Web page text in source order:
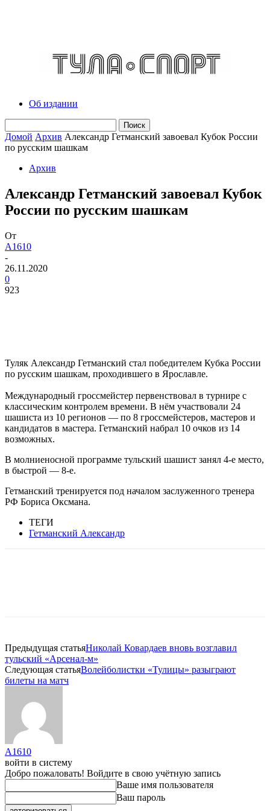
Об издании
Домой Архив Александр Гетманский завоевал Кубок России
по русским шашкам
Архив
Александр Гетманский завоевал Кубок
России по русским шашкам
От
A1610
-
26.11.2020
0
923
Туляк Александр Гетманский стал победителем Кубка России
по русским шашкам, проходившего в Ярославле.
Международный гроссмейстер первенствовал в турнире с
классическим контролем времени. В нём участвовали 24
шашиста из 10 регионов — по 8 гроссмейстеров, мастеров и
кандидатов в мастера. Гетманский набрал 10 очков из 14
возможных.
В молниеносной программе тульский шашист занял 4-е место,
в быстрой — 8-е.
Гетманский тренируется под началом заслуженного тренера
РФ Бориса Оксмана.
ТЕГИ
Гетманский Александр
Предыдущая статьяНиколай Ковардаев вновь возглавил
тульский «Арсенал-м»
Следующая статьяВолейболистки «Тулицы» разыграют
билеты на матч
A1610
войти в систему
Добро пожаловать! Войдите в свою учётную запись
Ваше имя пользователя
Ваш пароль